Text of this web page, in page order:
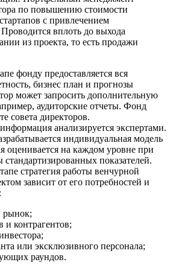
по повышению стоимости
с привлечением
вплоть до выхода
из проекта, то есть продажи
фонду предоставляется вся
бизнес план и прогнозы
может запросить дополнительную
аудиторские отчеты. Фонд
совета директоров.
анализируется экспертами.
индивидуальная модель
оценивается на каждом уровне при
показателей.
стратегия работы венчурной
зависит от его потребностей и
рынок;
и контрагентов;
или эксклюзивного персонала;
раундов.